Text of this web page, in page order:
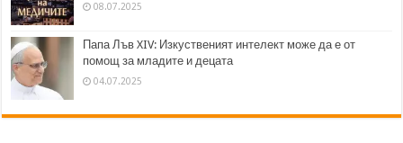
08.07.2025
Папа Лъв XIV: Изкуственият интелект може да е от
помощ за младите и децата
04.07.2025